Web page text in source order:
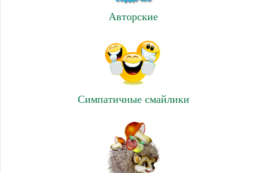
Авторские
Симпатичные смайлики